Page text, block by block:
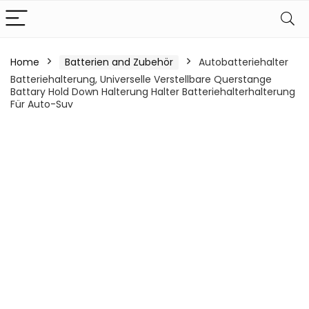
Home Batterien and Zubehör
Autobatteriehalter
Batteriehalterung, Universelle Verstellbare Querstange
Battary Hold Down Halterung Halter Batteriehalterhalterung
Für Auto-Suv